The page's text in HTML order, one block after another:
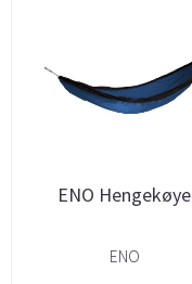
ENO Hengekøye
ENO